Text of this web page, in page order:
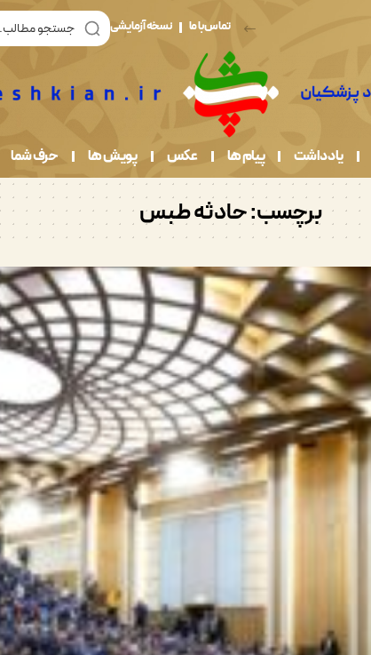
تماس با ما نسخه آزمایشی
یادداشت پیام ها عکس پویش ها حرف شما
برچسب:حادثه طبس